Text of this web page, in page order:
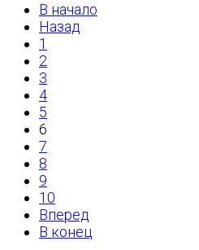
В начало
Назад
1
2
3
4
5
6
7
8
9
10
Вперед
В конец